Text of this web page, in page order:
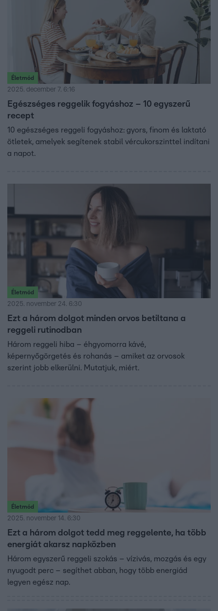
Életmód
2025. december 7. 6:16
Egészséges reggelik fogyáshoz – 10 egyszerű
recept
10 egészséges reggeli fogyáshoz: gyors, finom és laktató
ötletek, amelyek segítenek stabil vércukorszinttel indítani
a napot.
Életmód
2025. november 24. 6:30
Ezt a három dolgot minden orvos betiltana a
reggeli rutinodban
Három reggeli hiba – éhgyomorra kávé,
képernyőgörgetés és rohanás – amiket az orvosok
szerint jobb elkerülni. Mutatjuk, miért.
Életmód
2025. november 14. 6:30
Ezt a három dolgot tedd meg reggelente, ha több
energiát akarsz napközben
Három egyszerű reggeli szokás – vízivás, mozgás és egy
nyugodt perc – segíthet abban, hogy több energiád
legyen egész nap.